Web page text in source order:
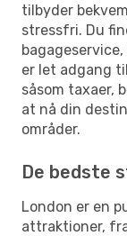
tilbyder
stressfri. Du
er let adgang
såsom taxaer,
at nå din
områder.
De bedste
London er en
attraktioner,